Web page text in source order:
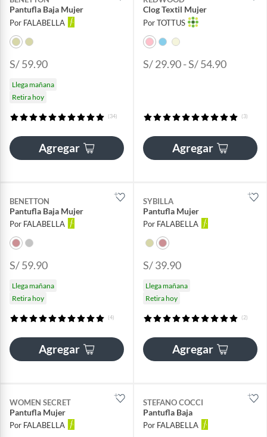
Pantufla Baja Mujer
Por FALABELLA
S/ 59.90
Llega mañana
Retira hoy
(34)
Agregar
Clog Textil Mujer
Por TOTTUS
S/ 29.90 - S/ 54.90
(3)
Agregar
BENETTON
Pantufla Baja Mujer
Por FALABELLA
S/ 59.90
Llega mañana
Retira hoy
(4)
Agregar
SYBILLA
Pantufla Mujer
Por FALABELLA
S/ 39.90
Llega mañana
Retira hoy
(2)
Agregar
WOMEN SECRET
Pantufla Mujer
Por FALABELLA
STEFANO COCCI
Pantufla Baja
Por FALABELLA